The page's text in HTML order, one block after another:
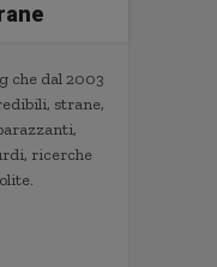
che dal 2003
strane,
ricerche